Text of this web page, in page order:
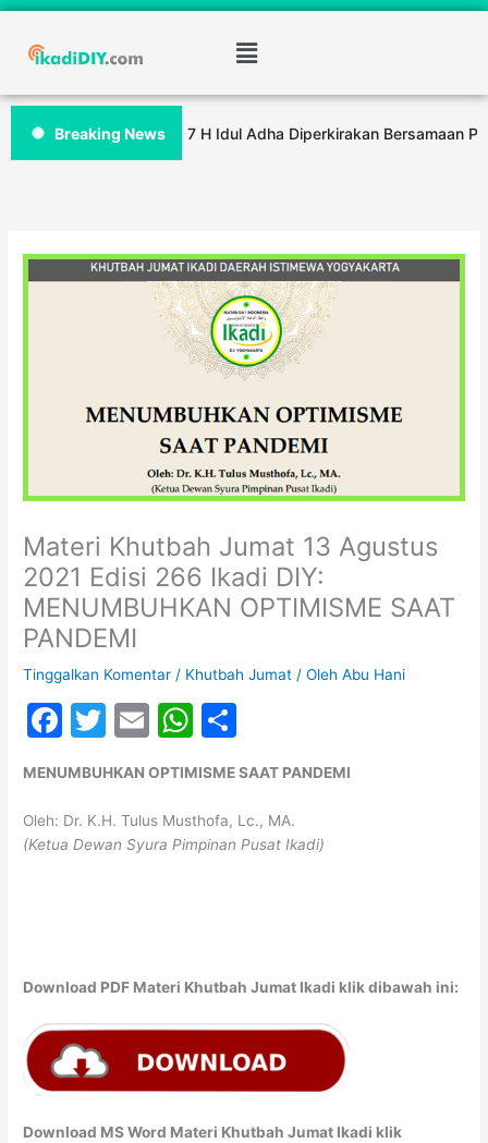
Breaking News
1447 H Idul Adha Diperkirakan Bersamaan Pada
Materi Khutbah Jumat 13 Agustus
2021 Edisi 266 Ikadi DIY:
MENUMBUHKAN OPTIMISME SAAT
PANDEMI
Tinggalkan Komentar / Khutbah Jumat / OlehAbu Hani
F
c
e
b
T
itt
er
E
ai
l
W
at
s
A
ar
e
MENUMBUHKAN OPTIMISME SAAT PANDEMI
Oleh: Dr. K.H. Tulus Musthofa, Lc., MA.
(Ketua Dewan Syura Pimpinan Pusat Ikadi)
Download PDF Materi Khutbah Jumat Ikadi klik dibawah ini:
Download MS Word Materi Khutbah Jumat Ikadi klik